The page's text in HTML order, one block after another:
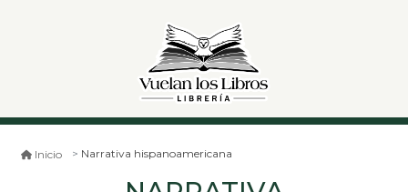
Inicio Narrativa hispanoamericana